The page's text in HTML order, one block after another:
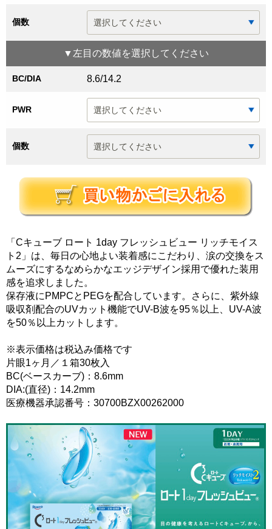
個数
▼ 左目 の数値を選択してください
BC/DIA 8.6/14.2
PWR
個数
「Cキューブ ロート 1day フレッシュビュー リッチモイス
ト2」は、毎日の心地よい装着感にこだわり、涙の交換をス
ムーズにするなめらかなエッジデザイン採用で優れた装用
感を追求しました。
保存液にPMPCとPEGを配合しています。さらに、紫外線
吸収剤配合のUVカット機能でUV-B波を95％以上、UV-A波
を50％以上カットします。
※表示価格は税込み価格です
片眼1ヶ月／１箱30枚入
BC(ベースカーブ)：8.6mm
DIA:(直径)：14.2mm
医療機器承認番号：30700BZX00262000